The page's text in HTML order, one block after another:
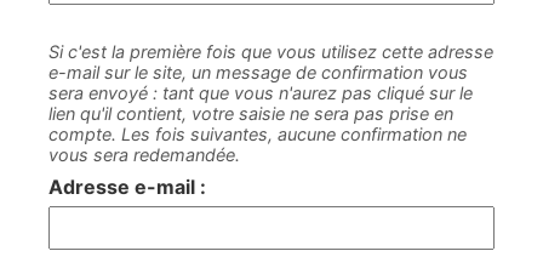
Si c'est la première fois que vous utilisez cette adresse
e-mail sur le site, un message de confirmation vous
sera envoyé : tant que vous n'aurez pas cliqué sur le
lien qu'il contient, votre saisie ne sera pas prise en
compte. Les fois suivantes, aucune confirmation ne
vous sera redemandée.
Adresse e-mail :